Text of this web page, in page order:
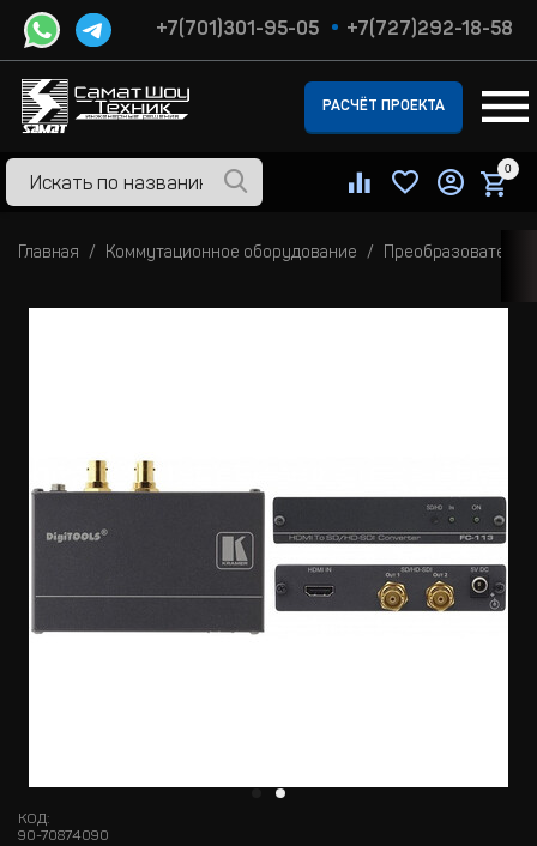
+7(701)301-95-05 +7(727)292-18-58
РАСЧЁТ ПРОЕКТА
0
Главная Коммутационное оборудование Преобразователи
КОД:
90-70874090